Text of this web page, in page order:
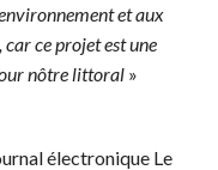
et aux
ce projet est une
nôtre littoral »
électronique Le